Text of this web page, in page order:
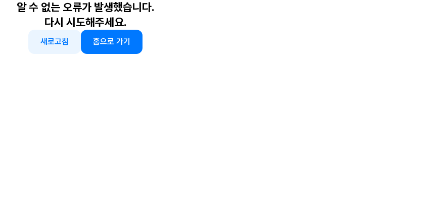
알 수 없는 오류가 발생했습니다.
다시 시도해주세요.
새로고침 홈으로 가기